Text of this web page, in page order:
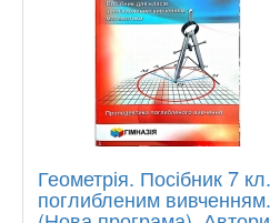
Геометрія. Посібник 7
поглибленим вивченням.